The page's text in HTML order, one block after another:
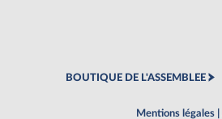
BOUTIQUE DE L'ASSEMBLEE
Mentions légales